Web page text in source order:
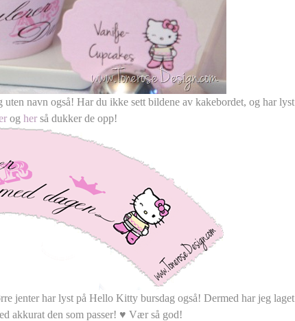
navn også! Har du ikke sett bildene av kakebordet, og har lyst
og herså dukker de opp!
jenter har lyst på Hello Kitty bursdag også! Dermed har jeg laget
akkurat den som passer! ♥ Vær så god!